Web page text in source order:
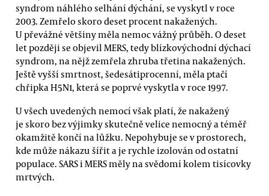
syndrom náhlého selhání dýchání, se vyskytl v roce
2003. Zemřelo skoro deset procent nakažených.
U převážné většiny měla nemoc vážný průběh. O deset
let později se objevil MERS, tedy blízkovýchodní dýchací
syndrom, na nějž zemřela zhruba třetina nakažených.
Ještě vyšší smrtnost, šedesátiprocenní, měla ptačí
chřipka H5N1, která se poprvé vyskytla v roce 1997.
U všech uvedených nemocí však platí, že nakažený
je skoro bez výjimky skutečně velice nemocný a téměř
okamžitě končí na lůžku. Nepohybuje se v prostorech,
kde může nákazu šířit a je rychle izolován od ostatní
populace. SARS i MERS měly na svědomí kolem tisícovky
mrtvých.